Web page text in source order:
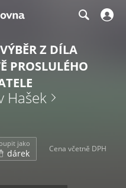
Z DÍLA
PROSLULÉHO
Hašek
jako
dárek Cena včetně DPH